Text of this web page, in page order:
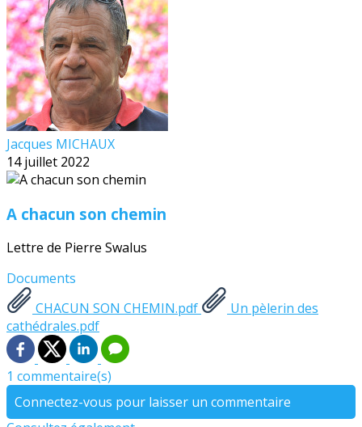
Jacques MICHAUX
14 juillet 2022
A chacun son chemin
Lettre de Pierre Swalus
Documents
CHACUN SON CHEMIN.pdf
Un pèlerin des
cathédrales.pdf
1 commentaire(s)
Connectez-vous pour laisser un commentaire